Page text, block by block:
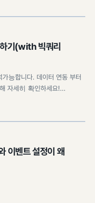
기(with 빅쿼리
능합니다. 데이터 연동 부터
자세히 확인하세요!…
이벤트 설정이 왜